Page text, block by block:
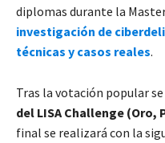
diplomas durante la
investigación de
técnicas y casos reales.
Tras la votación popular
del LISA Challenge (Oro,
final se realizará con la